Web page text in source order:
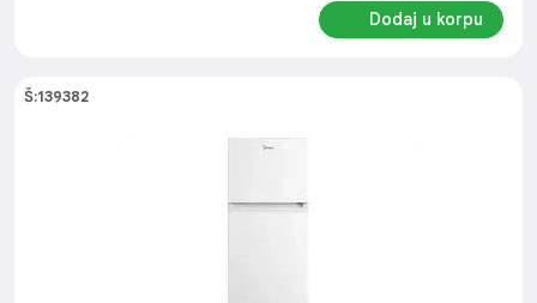
Dodaj u korpu
Š:139382